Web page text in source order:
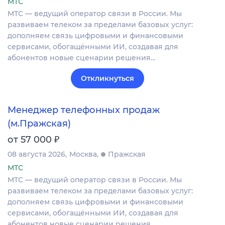
МТС — ведущий оператор связи в России. Мы
развиваем телеком за пределами базовых услуг:
дополняем связь цифровыми и финансовыми
сервисами, обогащёнными ИИ, создавая для
абонентов новые сценарии решения…
Откликнуться
Менеджер телефонных продаж
(м.Пражская)
от 57 000 ₽
08 августа 2026 Москва
Пражская
МТС
МТС — ведущий оператор связи в России. Мы
развиваем телеком за пределами базовых услуг:
дополняем связь цифровыми и финансовыми
сервисами, обогащёнными ИИ, создавая для